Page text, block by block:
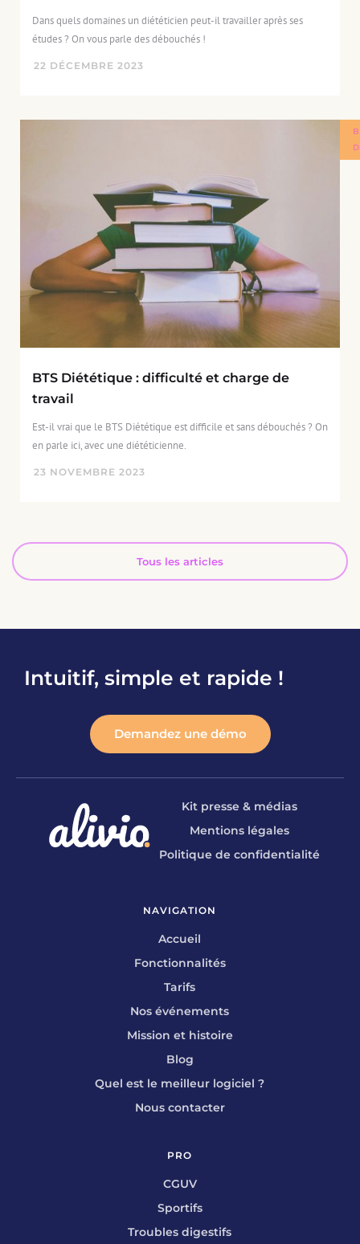
Dans quels domaines un diététicien peut-il travailler après ses
études ? On vous parle des débouchés !
22 DÉCEMBRE 2023
BTS Diététique : difficulté et charge de
travail
Est-il vrai que le BTS Diététique est difficile et sans débouchés ? On
en parle ici, avec une diététicienne.
23 NOVEMBRE 2023
Tous les articles
Intuitif, simple et rapide !
Demandez une démo
Kit presse & médias
Mentions légales
Politique de confidentialité
NAVIGATION
Accueil
Fonctionnalités
Tarifs
Nos événements
Mission et histoire
Blog
Quel est le meilleur logiciel ?
Nous contacter
PRO
CGUV
Sportifs
Troubles digestifs